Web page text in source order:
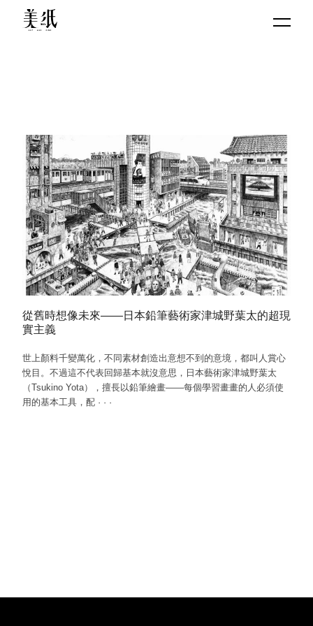
從舊時想像未來——日本鉛筆藝術家津城野葉太的超現
實主義
世上顏料千變萬化，不同素材創造出意想不到的意境，都叫人賞心
悅目。不過這不代表回歸基本就沒意思，日本藝術家津城野葉太
（Tsukino Yota），擅長以鉛筆繪畫——每個學習畫畫的人必須使
用的基本工具，配 · · ·